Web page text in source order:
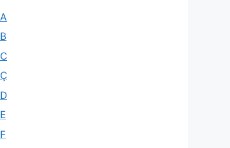
A
B
C
Ç
D
E
F